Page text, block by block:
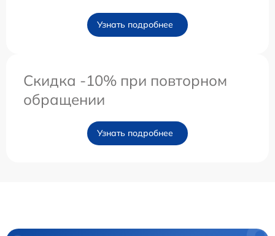
Узнать подробнее
Скидка -10% при повторном
обращении
Узнать подробнее